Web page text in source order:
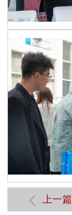
上一篇